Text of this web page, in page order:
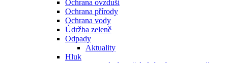
Ochrana ovzduší
Ochrana přírody
Ochrana vody
Údržba zeleně
Odpady
Aktuality
Hluk